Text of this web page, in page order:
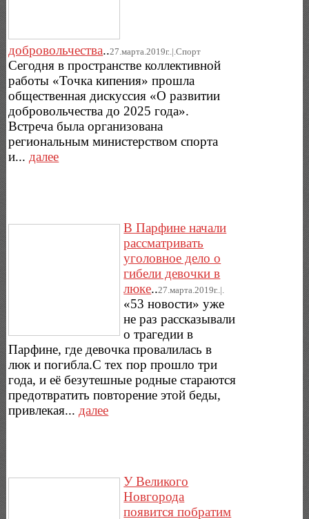
добровольчества..27.марта.2019г..|.Спорт
Сегодня в пространстве коллективной
работы «Точка кипения» прошла
общественная дискуссия «О развитии
добровольчества до 2025 года».
Встреча была организована
региональным министерством спорта
и... далее
В Парфине начали
рассматривать
уголовное дело о
гибели девочки в
люке..27.марта.2019г..|.
«53 новости» уже
не раз рассказывали
о трагедии в
Парфине, где девочка провалилась в
люк и погибла.С тех пор прошло три
года, и её безутешные родные стараются
предотвратить повторение этой беды,
привлекая... далее
У Великого
Новгорода
появится побратим